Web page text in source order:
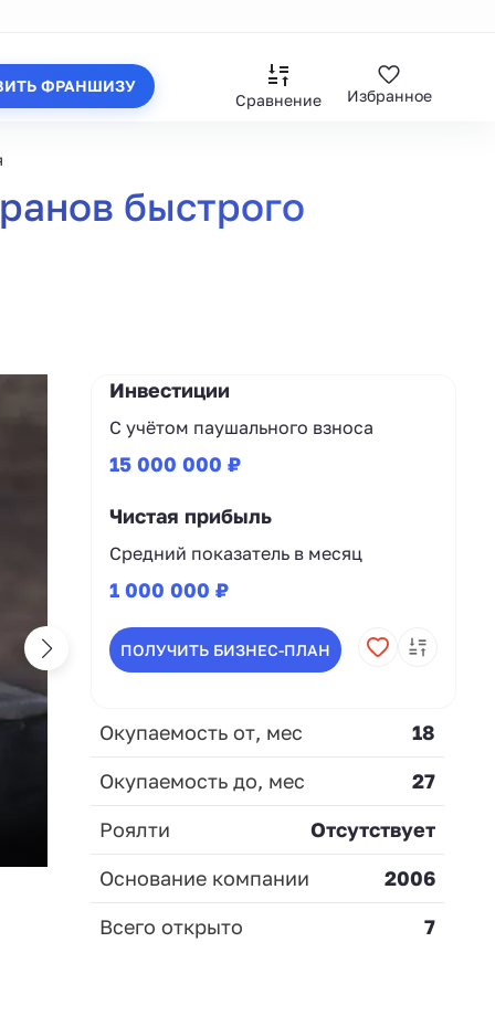
ФРАНШИЗУ
Сравнение Избранное
быстрого
Инвестиции
С учётом паушального взноса
15 000 000 ₽
Чистая прибыль
Средний показатель в месяц
1 000 000 ₽
ПОЛУЧИТЬ БИЗНЕС-ПЛАН
Окупаемость от, мес
18
Окупаемость до, мес
27
Роялти
Отсутствует
Основание компании
2006
Всего открыто
7